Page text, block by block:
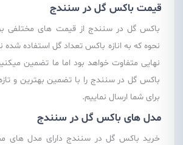
قیمت باکس گل در سنندج
باکس گل در سنندج از قیمت های مختلفی
نحوه که به انازه باکس تعداد گل استفاده
نهایی متفاوت خواهد بود اما ما تضمین
باکس گل در سنندج را با تضمین بهترین و
برای شما ارسال نماییم.
مدل های باکس گل در سنندج
خرید باکس گل در سنندج دارای مدل های